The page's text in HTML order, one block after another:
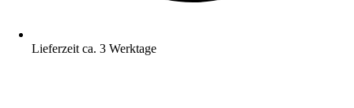
Lieferzeit ca. 3 Werktage